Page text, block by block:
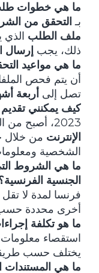
ما هي خطوات
بـ التحقق من
ملف الطلب الذي
ذلك، يجب إرسال
ما هي مواعيد
أن يتم فحص
تصل إلى أربعة
كيف يمكنني
2023، أصبح من الضروري
الإنترنت
الشخصية
ما هي الشروط
الجنسية
فرنسا لمدة لا
أخرى محددة
ما هو تكلفة
استقصاء
يختلف حسب
ما هي